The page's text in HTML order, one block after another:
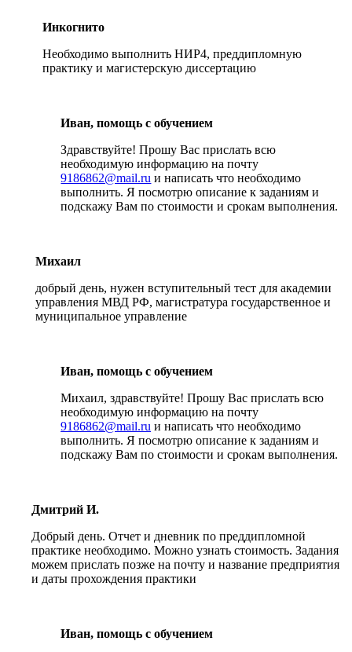
Инкогнито
Необходимо выполнить НИР4, преддипломную
практику и магистерскую диссертацию
Иван, помощь с обучением
Здравствуйте! Прошу Вас прислать всю
необходимую информацию на почту
9186862@mail.ru и написать что необходимо
выполнить. Я посмотрю описание к заданиям и
подскажу Вам по стоимости и срокам выполнения.
Михаил
добрый день, нужен вступительный тест для академии
управления МВД РФ, магистратура государственное и
муниципальное управление
Иван, помощь с обучением
Михаил, здравствуйте! Прошу Вас прислать всю
необходимую информацию на почту
9186862@mail.ru и написать что необходимо
выполнить. Я посмотрю описание к заданиям и
подскажу Вам по стоимости и срокам выполнения.
Дмитрий И.
Добрый день. Отчет и дневник по преддипломной
практике необходимо. Можно узнать стоимость. Задания
можем прислать позже на почту и название предприятия
и даты прохождения практики
Иван, помощь с обучением